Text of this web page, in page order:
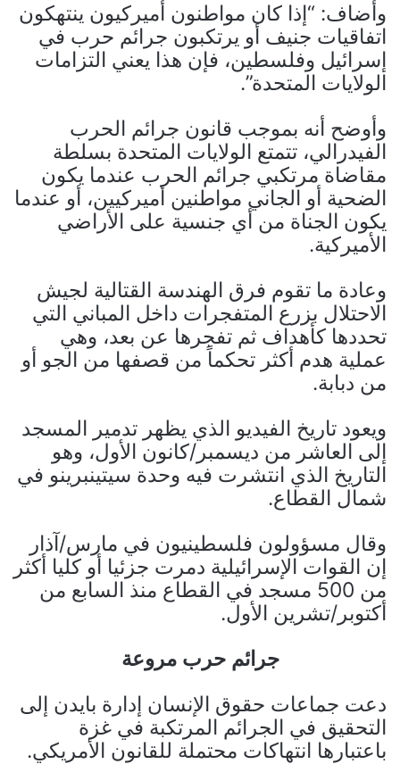
وأضاف: “إذا كان مواطنون أميركيون ينتهكون
اتفاقيات جنيف أو يرتكبون جرائم حرب في
إسرائيل وفلسطين، فإن هذا يعني التزامات
الولايات المتحدة”.
وأوضح أنه بموجب قانون جرائم الحرب
الفيدرالي، تتمتع الولايات المتحدة بسلطة
مقاضاة مرتكبي جرائم الحرب عندما يكون
الضحية أو الجاني مواطنين أميركيين، أو عندما
يكون الجناة من أي جنسية على الأراضي
الأميركية.
وعادة ما تقوم فرق الهندسة القتالية لجيش
الاحتلال بزرع المتفجرات داخل المباني التي
تحددها كأهداف ثم تفجرها عن بعد، وهي
عملية هدم أكثر تحكماً من قصفها من الجو أو
من دبابة.
ويعود تاريخ الفيديو الذي يظهر تدمير المسجد
إلى العاشر من ديسمبر/كانون الأول، وهو
التاريخ الذي انتشرت فيه وحدة سيتينبرينو في
شمال القطاع.
وقال مسؤولون فلسطينيون في مارس/آذار
إن القوات الإسرائيلية دمرت جزئيا أو كليا أكثر
من 500 مسجد في القطاع منذ السابع من
أكتوبر/تشرين الأول.
جرائم حرب مروعة
دعت جماعات حقوق الإنسان إدارة بايدن إلى
التحقيق في الجرائم المرتكبة في غزة
باعتبارها انتهاكات محتملة للقانون الأمريكي.